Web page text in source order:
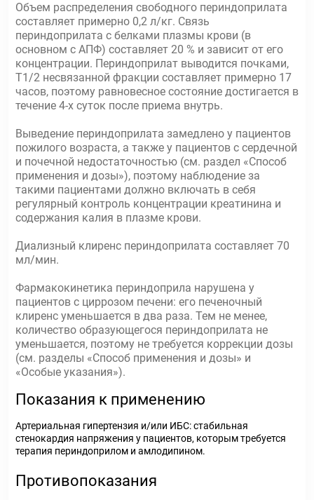
Объем распределения свободного периндоприлата
составляет примерно 0,2 л/кг. Связь
периндоприлата с белками плазмы крови (в
основном с АПФ) составляет 20 % и зависит от его
концентрации. Периндоприлат выводится почками,
Т1/2 несвязанной фракции составляет примерно 17
часов, поэтому равновесное состояние достигается в
течение 4-х суток после приема внутрь.
Выведение периндоприлата замедлено у пациентов
пожилого возраста, а также у пациентов с сердечной
и почечной недостаточностью (см. раздел «Способ
применения и дозы»), поэтому наблюдение за
такими пациентами должно включать в себя
регулярный контроль концентрации креатинина и
содержания калия в плазме крови.
Диализный клиренс периндоприлата составляет 70
мл/мин.
Фармакокинетика периндоприла нарушена у
пациентов с циррозом печени: его печеночный
клиренс уменьшается в два раза. Тем не менее,
количество образующегося периндоприлата не
уменьшается, поэтому не требуется коррекции дозы
(см. разделы «Способ применения и дозы» и
«Особые указания»).
Показания к применению
Артериальная гипертензия и/или ИБС: стабильная
стенокардия напряжения у пациентов, которым требуется
терапия периндоприлом и амлодипином.
Противопоказания